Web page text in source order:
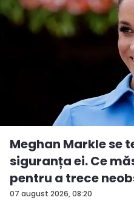
07 august 2026, 08:20
Meghan Markle se
siguranța ei. Ce
pentru a trece